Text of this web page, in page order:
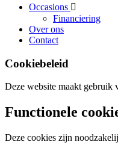
Occasions
Financiering
Over ons
Contact
Cookiebeleid
Deze website maakt gebruik
Functionele
Deze cookies zijn